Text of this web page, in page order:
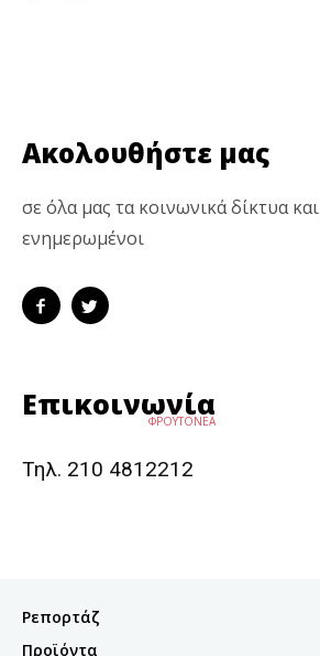
Ακολουθήστε μας
σε όλα μας τα κοινωνικά δίκτυα
ενημερωμένοι
Επικοινωνία
ΦΡΟΥΤΟΝΕΑ
Τηλ. 210 4812212
Ρεπορτάζ
Προϊόντα